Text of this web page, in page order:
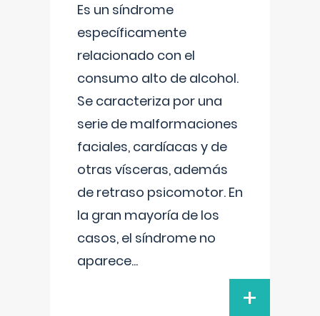
Es un síndrome
específicamente
relacionado con el
consumo alto de alcohol.
Se caracteriza por una
serie de malformaciones
faciales, cardíacas y de
otras vísceras, además
de retraso psicomotor. En
la gran mayoría de los
casos, el síndrome no
aparece...
+